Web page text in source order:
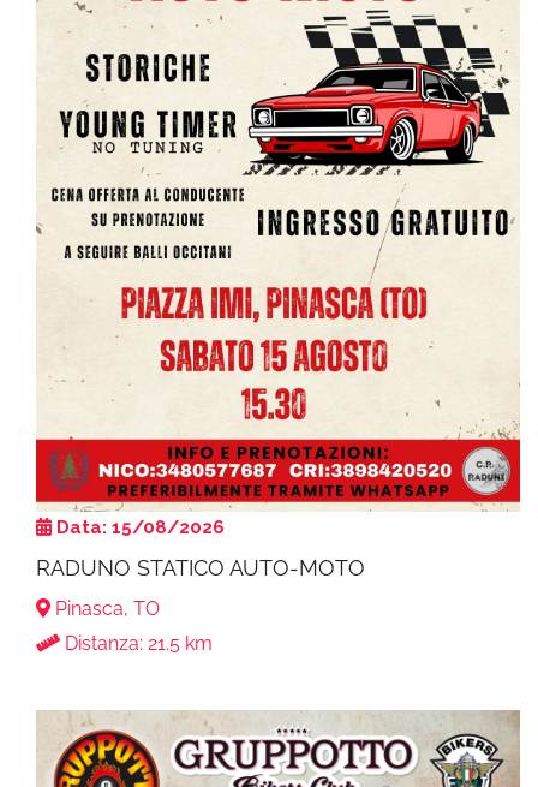
Data: 15/08/2026
RADUNO STATICO AUTO-MOTO
Pinasca, TO
Distanza: 21.5 km